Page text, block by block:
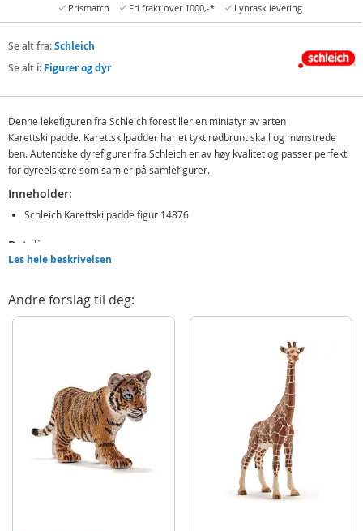
Prismatch Fri frakt over 1000,-* Lynrask levering
Se alt fra:Schleich
Se alt i: Figurer og dyr
Denne lekefiguren fra Schleich forestiller en miniatyr av arten
Karettskilpadde. Karettskilpadder har et tykt rødbrunt skall og mønstrede
ben. Autentiske dyrefigurer fra Schleich er av høy kvalitet og passer perfekt
for dyreelskere som samler på samlefigurer.
Inneholder:
Schleich Karettskilpadde figur 14876
Detaljer:
Mål: 6,5 x 5,5 x 2 cm
Produktdetaljer
Modell 14876
Les hele beskrivelsen
Andre forslag til deg: